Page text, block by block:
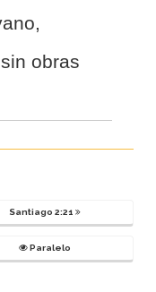
obras
Santiago 2:21
Paralelo